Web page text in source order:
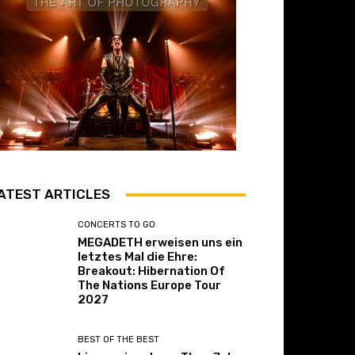
ARTICLES
CONCERTS TO GO
MEGADETH erweisen uns ein
letztes Mal die Ehre:
Breakout: Hibernation Of
The Nations Europe Tour
2027
BEST OF THE BEST